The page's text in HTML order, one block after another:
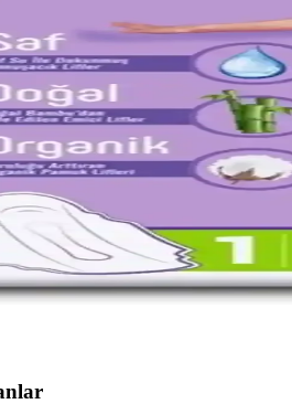
7'li Paket Günlük
güçlü yapışkanlar ve hassas cilt
Sağlayan Uzun Pedler ve
sızıntı önleyici teknolojilerle
40 Adet Ekonomik Paket ile
ekonomik paketle, yüksek konfor,
Ped: Günlük Konfor ve